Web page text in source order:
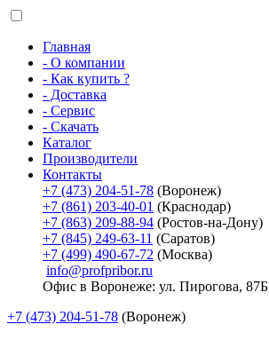
Главная
- О компании
- Как купить ?
- Доставка
- Сервис
- Скачать
Каталог
Производители
Контакты
+7 (473) 204-51-78 (Воронеж)
+7 (861) 203-40-01 (Краснодар)
+7 (863) 209-88-94 (Ростов-на-Дону)
+7 (845) 249-63-11 (Саратов)
+7 (499) 490-67-72 (Москва)
info@profpribor.ru
Офис в Воронеже: ул. Пирогова, 87Б
+7 (473) 204-51-78 (Воронеж)